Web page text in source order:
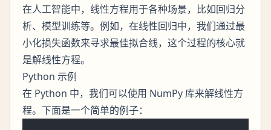
在人工智能中，线性方程用于各种场景，比如回归分
析、模型训练等。例如，在线性回归中，我们通过最
小化损失函数来寻求最佳拟合线，这个过程的核心就
是解线性方程。
Python 示例
在 Python 中，我们可以使用 NumPy 库来解线性方
程。下面是一个简单的例子：